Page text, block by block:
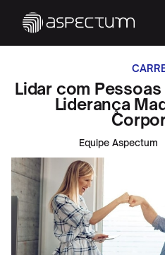
Lidar com
Liderança
Equipe Aspectum